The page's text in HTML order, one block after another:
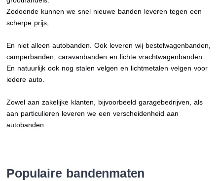
Zodoende kunnen we snel nieuwe banden leveren tegen een
scherpe prijs,
En niet alleen autobanden. Ook leveren wij bestelwagenbanden,
camperbanden, caravanbanden en lichte vrachtwagenbanden.
En natuurlijk ook nog stalen velgen en lichtmetalen velgen voor
iedere auto.
Zowel aan zakelijke klanten, bijvoorbeeld garagebedrijven, als
aan particulieren leveren we een verscheidenheid aan
autobanden.
Populaire bandenmaten